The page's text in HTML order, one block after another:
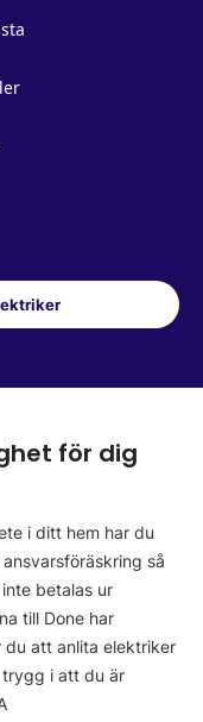
för dig
i ditt hem har du
så
betalas ur
till Done har
du att anlita elektriker
trygg i att du är